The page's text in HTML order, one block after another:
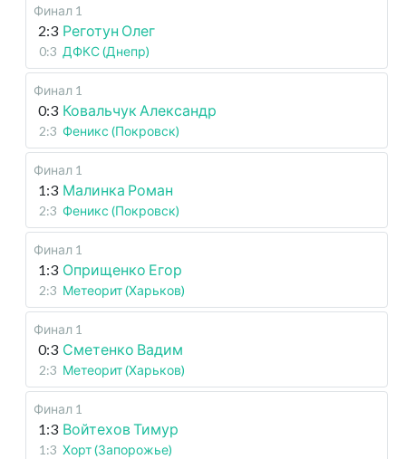
Финал 1
2:3 Реготун Олег
0:3 ДФКС (Днепр)
Финал 1
0:3 Ковальчук Александр
2:3 Феникс (Покровск)
Финал 1
1:3 Малинка Роман
2:3 Феникс (Покровск)
Финал 1
1:3 Оприщенко Егор
2:3 Метеорит (Харьков)
Финал 1
0:3 Сметенко Вадим
2:3 Метеорит (Харьков)
Финал 1
1:3 Войтехов Тимур
1:3 Хорт (Запорожье)